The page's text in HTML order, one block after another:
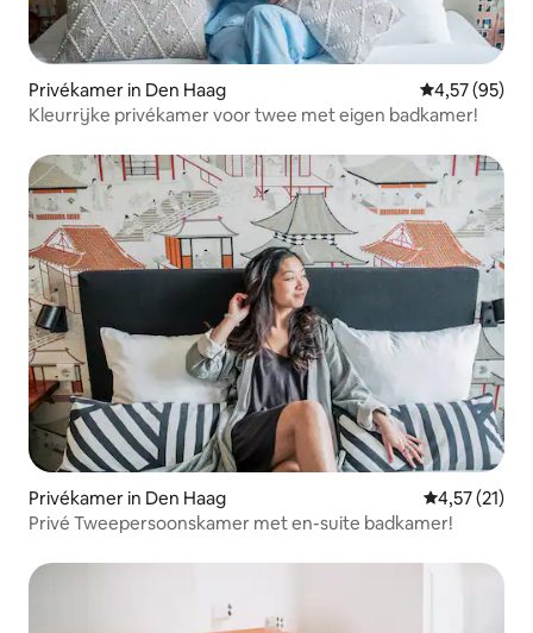
Privékamer in Den Haag Gemiddelde
4,57 (95)
Kleurrijke privékamer voor twee met eigen badkamer!
Privékamer in Den Haag Gemiddelde
4,57 (21)
Privé Tweepersoonskamer met en-suite badkamer!